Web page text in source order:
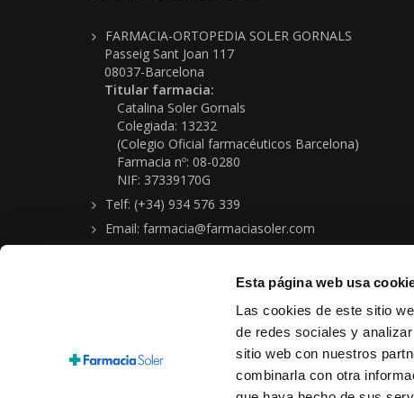
Esta página web usa
Las cookies de este sitio
de redes sociales y
sitio web con nuestros
combinarla con otra
FARMACIA-ORTOPEDIA SOLER GORNALS
Passeig Sant Joan 117
08037-Barcelona
Titular farmacia:
Catalina Soler Gornals
Colegiada: 13232
(Colegio Oficial farmacéuticos Barcelona)
Farmacia nº: 08-0280
NIF: 37339170G
Telf: (+34) 934 576 339
Email: farmacia@farmaciasoler.com
Copyright © 2026 Farmacia-Ortopedia Soler Gornals
Política protección de datos personales |